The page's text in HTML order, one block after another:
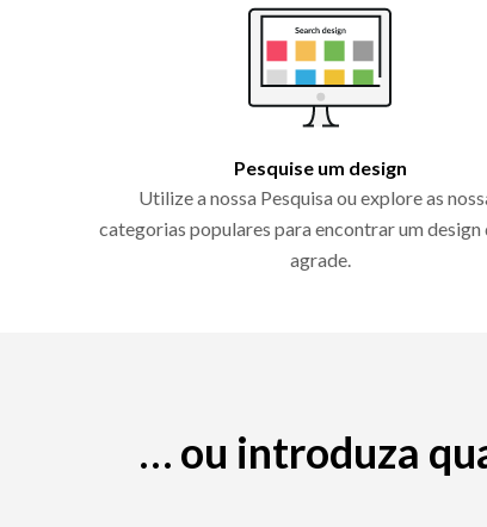
Pesquise um design
Utilize a nossa Pesquisa ou explore as
categorias populares para encontrar um design
agrade.
… ou introduza